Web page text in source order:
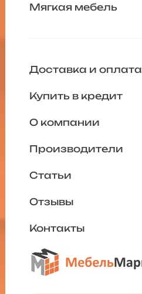
Мягкая мебель
Доставка и оплата
Купить в кредит
О компании
Производители
Статьи
Отзывы
Контакты